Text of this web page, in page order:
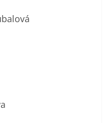
je 5 z 5 hvězdiček.
je 5 z 5 hvězdiček.
je 5 z 5 hvězdiček.